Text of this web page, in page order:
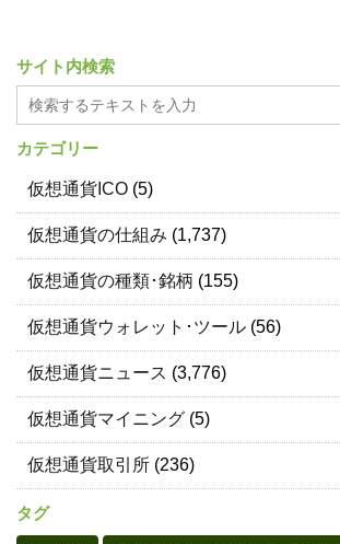
サイト内検索
カテゴリー
仮想通貨ICO (5)
仮想通貨の仕組み (1,737)
仮想通貨の種類･銘柄 (155)
仮想通貨ウォレット･ツール (56)
仮想通貨ニュース (3,776)
仮想通貨マイニング (5)
仮想通貨取引所 (236)
タグ